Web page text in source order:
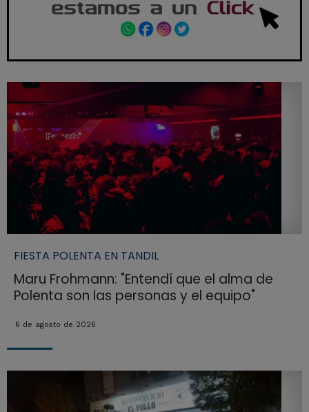
FIESTA POLENTA EN TANDIL
Maru Frohmann: "Entendí que el alma de
Polenta son las personas y el equipo"
6 de agosto de 2026